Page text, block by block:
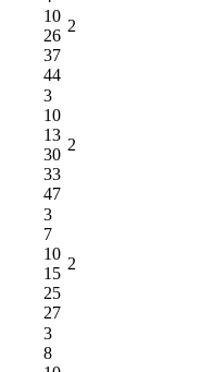
10
26
37
44
2
3
10
13
30
33
47
2
3
7
10
15
25
27
2
3
8